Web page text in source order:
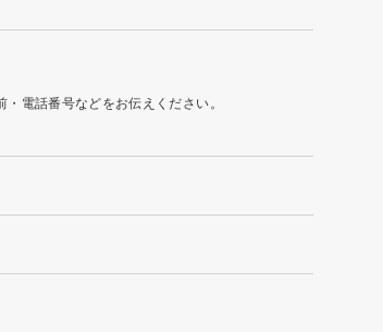
電話番号などをお伝えください。